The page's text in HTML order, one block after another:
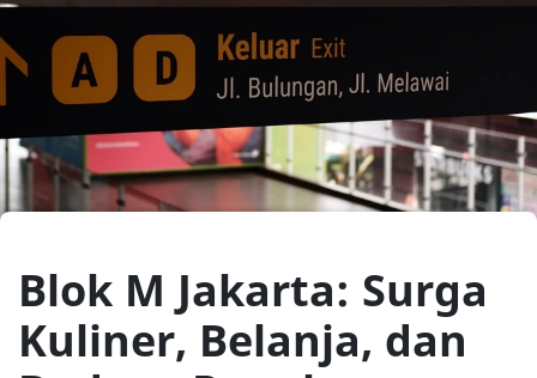
Blok M Jakarta: Surga
Kuliner, Belanja, dan